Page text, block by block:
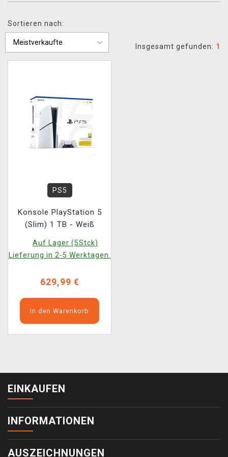
Sortieren nach:
Insgesamt gefunden: 1
PS5
Konsole PlayStation 5
(Slim) 1 TB - Weiß
Auf Lager (5Stck)
Lieferung in 2-5 Werktagen.
629,99 €
In den Warenkorb
EINKAUFEN
INFORMATIONEN
AUSZEICHNUNGEN